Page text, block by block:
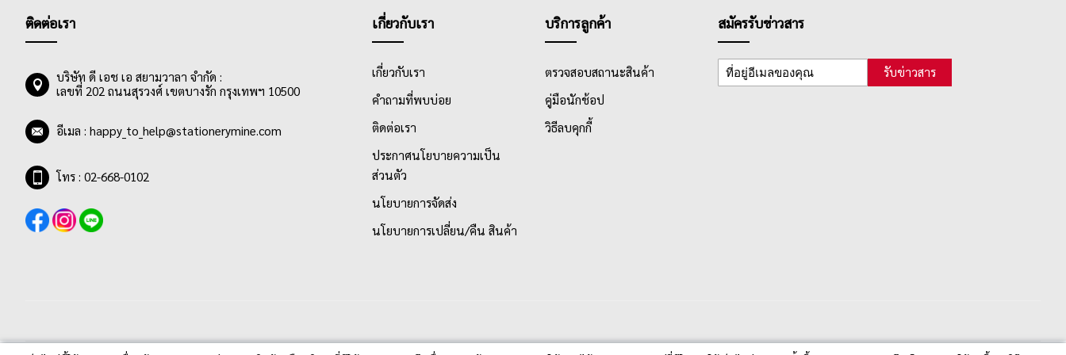
ติดต่อเรา
บริษัท ดี เอช เอ สยามวาลา จำกัด :
เลขที่ 202 ถนนสุรวงศ์ เขตบางรัก กรุงเทพฯ 10500
อีเมล : happy_to_help@stationerymine.com
โทร : 02-668-0102
เกี่ยวกับเรา
เกี่ยวกับเรา
คำถามที่พบบ่อย
ติดต่อเรา
ประกาศนโยบายความเป็น
ส่วนตัว
นโยบายการจัดส่ง
นโยบายการเปลี่ยน/คืน สินค้า
บริการลูกค้า
ตรวจสอบสถานะสินค้า
คู่มือนักช้อป
วิธีลบคุกกี้
สมัครรับข่าวสาร
รับข่าวสาร